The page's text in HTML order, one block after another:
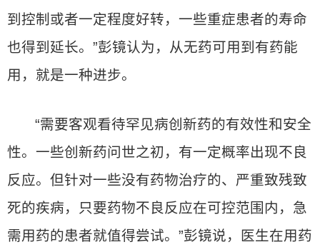
到控制或者一定程度好转，一些重症患者的寿命
也得到延长。”彭镜认为，从无药可用到有药能
用，就是一种进步。
“需要客观看待罕见病创新药的有效性和安全
性。一些创新药问世之初，有一定概率出现不良
反应。但针对一些没有药物治疗的、严重致残致
死的疾病，只要药物不良反应在可控范围内，急
需用药的患者就值得尝试。”彭镜说，医生在用药